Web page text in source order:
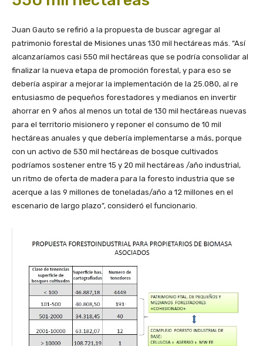
Juan Gauto se refirió a la propuesta de buscar agregar al
patrimonio forestal de Misiones unas 130 mil hectáreas más. “Así
alcanzaríamos casi 550 mil hectáreas que se podría consolidar al
finalizar la nueva etapa de promoción forestal, y para eso se
debería aspirar a mejorar la implementación de la 25.080, al re
entusiasmo de pequeños forestadores y medianos en invertir
ahorrar en 9 años al menos un total de 130 mil hectáreas nuevas
para el territorio misionero y reponer el consumo de 10 mil
hectáreas anuales y que debería implementarse a más, porque
con un activo de 530 mil hectáreas de bosque cultivados
podríamos sostener entre 15 y 20 mil hectáreas /año industrial,
un ritmo de oferta de madera para la foresto industria que se
acerque a las 9 millones de toneladas/año a 12 millones en el
escenario de largo plazo”, consideró el funcionario.